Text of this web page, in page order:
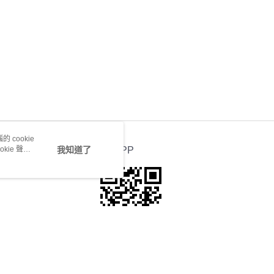
官方APP
的 cookie
聲明
我知道了